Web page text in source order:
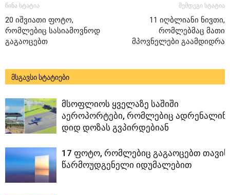
წინა სტატია
20 იშვიათი ფოტო,
რომლებიც სასიამოვნოდ
გაგაოცებთ
შემდეგი სტატია
11 იღბლიანი ნივთი,
რომლებმაც მათი
მპოვნელები გაამდიდრა
მსგავსი სტატიები
მსოფლიოს ყველაზე საშიში
აეროპორტები, რომლებიც
დიდ დოზას გვპირდებიან
17 ფოტო, რომლებიც გაგაოცებთ
წარმოუდგენელი იდუმალებით